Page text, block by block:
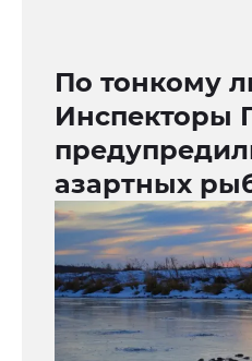
По тонкому
Инспекторы
азартных